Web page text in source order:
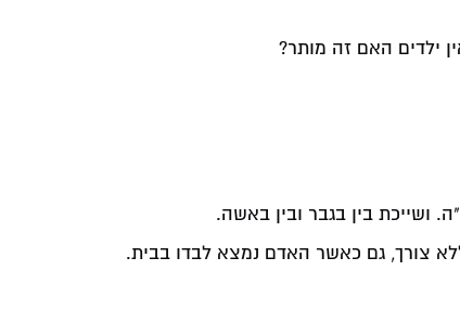
ילדים האם זה מותר?
ושייכת בין בגבר ובין באשה.
צורך, גם כאשר האדם נמצא לבדו בבית.